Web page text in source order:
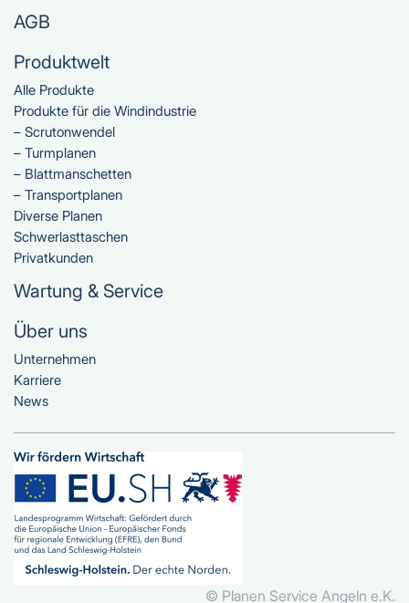
AGB
Produktwelt
Alle Produkte
Produkte für die Windindustrie
– Scrutonwendel
– Turmplanen
– Blattmanschetten
– Transportplanen
Diverse Planen
Schwerlasttaschen
Privatkunden
Wartung & Service
Über uns
Unternehmen
Karriere
News
© Planen Service Angeln e.K.